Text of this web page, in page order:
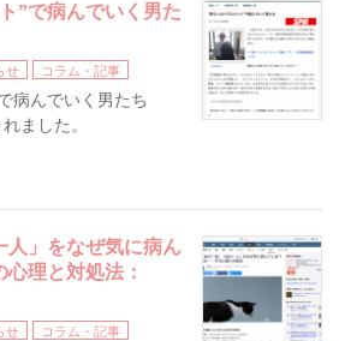
”で病んでいく男た
せ コラム・記事
病んでいく男たち
ました。
人」をなぜ気に病ん
理と対処法：
せ コラム・記事